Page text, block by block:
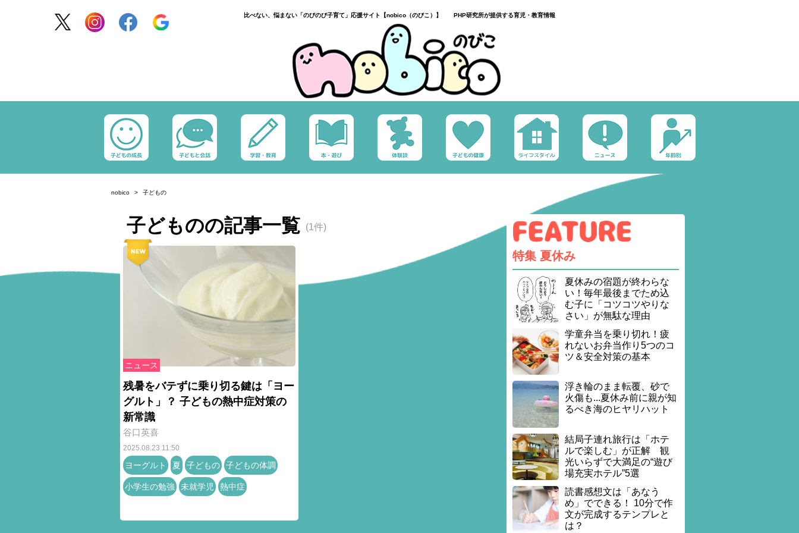
比べない、悩まない「のびのび子育て」応援サイト【nobico（のびこ）】 PHP研究所が提供する育児・教育情報
nobico 子どもの
子どものの記事一覧 (1件)
ニュース
残暑をバテずに乗り切る鍵は「ヨー
グルト」？ 子どもの熱中症対策の
新常識
谷口英喜
2025.08.23 11:50
ヨーグルト 夏 子どもの 子どもの体調
小学生の勉強 未就学児 熱中症
特集 夏休み
夏休みの宿題が終わらな
い！毎年最後までため込
む子に「コツコツやりな
さい」が無駄な理由
学童弁当を乗り切れ！疲
れないお弁当作り5つのコ
ツ＆安全対策の基本
浮き輪のまま転覆、砂で
火傷も...夏休み前に親が知
るべき海のヒヤリハット
結局子連れ旅行は「ホテ
ルで楽しむ」が正解 観
光いらずで大満足の“遊び
場充実ホテル”5選
読書感想文は「あなう
め」でできる！ 10分で作
文が完成するテンプレと
は？